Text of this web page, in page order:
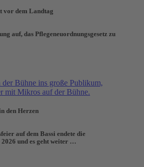
vor dem Landtag
auf, das Pflegeneuordnungsgesetz zu
den Herzen
auf dem Bassi endete die
und es geht weiter …